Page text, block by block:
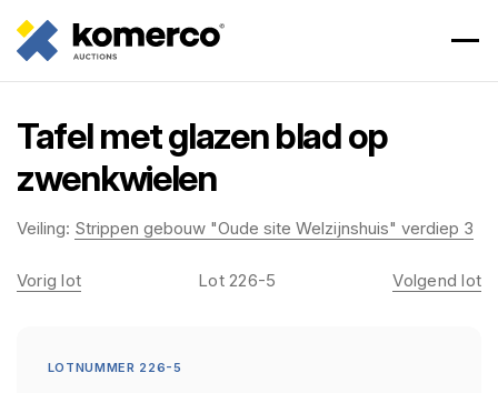
Tafel met glazen blad op
zwenkwielen
Veiling: Strippen gebouw "Oude site Welzijnshuis" verdiep 3
Vorig lot Lot 226-5 Volgend lot
LOTNUMMER 226-5